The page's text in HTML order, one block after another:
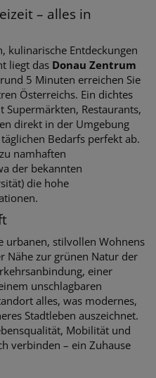
– alles in
kulinarische Entdeckungen
liegt das Donau Zentrum
5 Minuten erreichen Sie
Österreichs. Ein dichtes
Restaurants,
direkt in der Umgebung
Bedarfs perfekt ab.
namhaften
der bekannten
die hohe
urbanen, stilvollen Wohnens
Nähe zur grünen Natur der
einer
unschlagbaren
alles, was modernes,
Stadtleben auszeichnet.
Mobilität und
verbinden – ein Zuhause